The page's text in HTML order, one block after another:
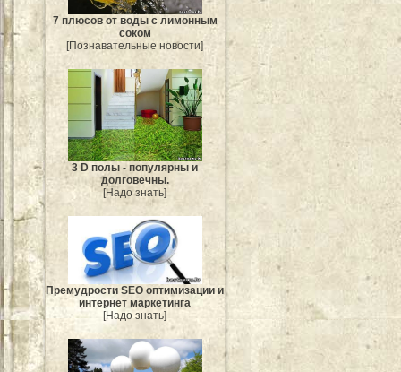
7 плюсов от воды с лимонным
соком
[Познавательные новости]
3 D полы - популярны и
долговечны.
[Надо знать]
Премудрости SEO оптимизации и
интернет маркетинга
[Надо знать]